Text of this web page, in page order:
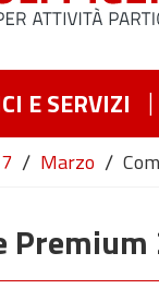
E SERVIZI
/ Marzo /